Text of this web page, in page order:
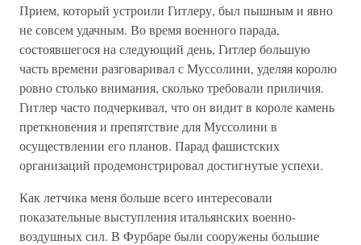
Прием, который устроили Гитлеру, был пышным и явно
не совсем удачным. Во время военного парада,
состоявшегося на следующий день, Гитлер большую
часть времени разговаривал с Муссолини, уделяя королю
ровно столько внимания, сколько требовали приличия.
Гитлер часто подчеркивал, что он видит в короле камень
преткновения и препятствие для Муссолини в
осуществлении его планов. Парад фашистских
организаций продемонстрировал достигнутые успехи.
Как летчика меня больше всего интересовали
показательные выступления итальянских военно-
воздушных сил. В Фурбаре были сооружены большие